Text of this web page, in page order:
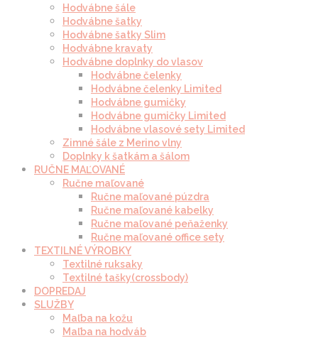
Hodvábne šále
Hodvábne šatky
Hodvábne šatky Slim
Hodvábne kravaty
Hodvábne doplnky do vlasov
Hodvábne čelenky
Hodvábne čelenky Limited
Hodvábne gumičky
Hodvábne gumičky Limited
Hodvábne vlasové sety Limited
Zimné šále z Merino vlny
Doplnky k šatkám a šálom
RUČNE MAĽOVANÉ
Ručne maľované
Ručne maľované púzdra
Ručne maľované kabelky
Ručne maľované peňaženky
Ručne maľované office sety
TEXTILNÉ VÝROBKY
Textilné ruksaky
Textilné tašky(crossbody)
DOPREDAJ
SLUŽBY
Maľba na kožu
Maľba na hodváb